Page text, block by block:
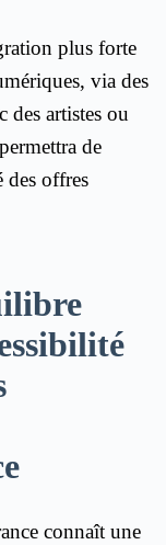
plus forte
via des
des artistes ou
de
des offres
connaît une